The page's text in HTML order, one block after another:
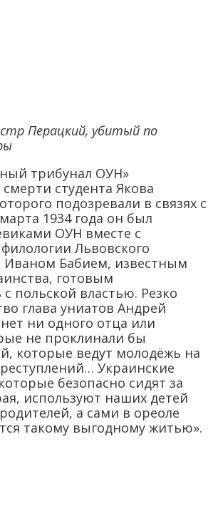
Перацкий, убитый по
трибунал ОУН»
студента Якова
подозревали в связях с
1934 года он был
ОУН вместе с
Львовского
Иваном Бабием, известным
готовым
польской властью. Резко
глава униатов Андрей
ни одного отца или
не проклинали бы
которые ведут молодёжь на
Украинские
безопасно сидят за
используют наших детей
а сами в ореоле
такому выгодному житью».